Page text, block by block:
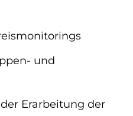
und
Erarbeitung der